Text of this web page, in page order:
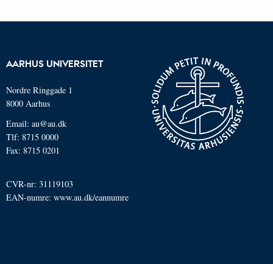
AARHUS UNIVERSITET
Nordre Ringgade 1
8000 Aarhus
Email: au@au.dk
Tlf: 8715 0000
Fax: 8715 0201
CVR-nr: 31119103
EAN-numre: www.au.dk/eannumre